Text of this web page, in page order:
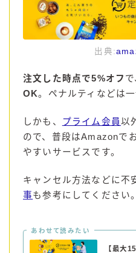
キレートレモンサワー
愛のスコールホワイト
WATER SOUR(ウォ
焼酎ハイボール
宝焼酎のお茶割りシ
寶「丸おろし」
極上フルーツサワー
すみか
コカ・コーラ
出典:
注文した時点で5%オフ で
OK。ペナルティなどは
しかも、 プライム会員以
ので、普段はAmazonで
やすいサービスです。
キャンセル方法などに不
事も参考にしてください。
あわせて読みたい
【最大